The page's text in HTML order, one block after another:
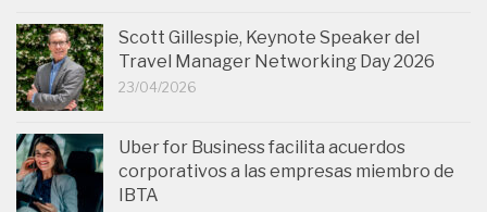
Scott Gillespie, Keynote Speaker del
Travel Manager Networking Day 2026
23/04/2026
Uber for Business facilita acuerdos
corporativos a las empresas miembro de
IBTA